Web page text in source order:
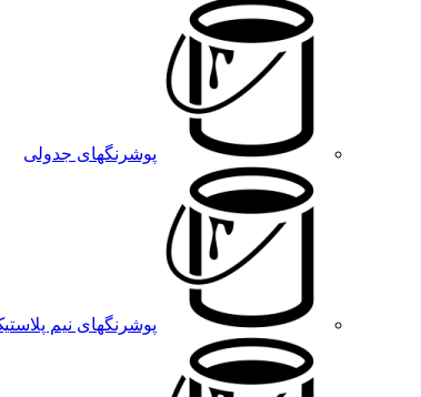
پوشرنگهای جدولی
پوشرنگهای نیم